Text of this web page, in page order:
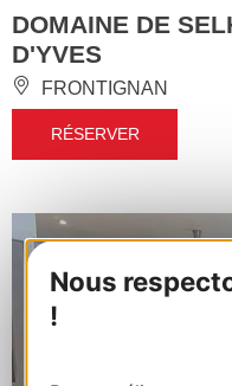
Nous
!
DOMAINE DE
D'YVES
FRONTIGNAN
RÉSERVER